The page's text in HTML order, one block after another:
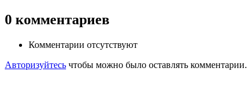
0 комментариев
Комментарии отсутствуют
Авторизуйтесь чтобы можно было оставлять комментарии.